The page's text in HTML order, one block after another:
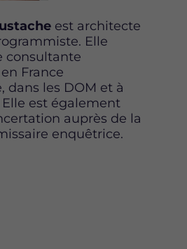
est architecte
Elle
consultante
France
dans les DOM et à
est également
auprès de la
enquêtrice.